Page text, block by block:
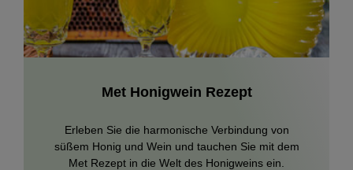
Met Honigwein Rezept
Erleben Sie die harmonische Verbindung von
süßem Honig und Wein und tauchen Sie mit dem
Met Rezept in die Welt des Honigweins ein.